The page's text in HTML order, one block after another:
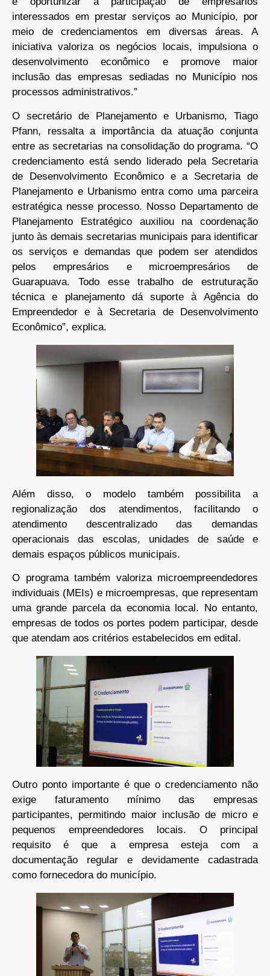
interessados em prestar serviços ao Município, por
meio de credenciamentos em diversas áreas. A
iniciativa valoriza os negócios locais, impulsiona o
desenvolvimento econômico e promove maior
inclusão das empresas sediadas no Município nos
processos administrativos.”
O secretário de Planejamento e Urbanismo, Tiago
Pfann, ressalta a importância da atuação conjunta
entre as secretarias na consolidação do programa. “O
credenciamento está sendo liderado pela Secretaria
de Desenvolvimento Econômico e a Secretaria de
Planejamento e Urbanismo entra como uma parceira
estratégica nesse processo. Nosso Departamento de
Planejamento Estratégico auxiliou na coordenação
junto às demais secretarias municipais para identificar
os serviços e demandas que podem ser atendidos
pelos empresários e microempresários de
Guarapuava. Todo esse trabalho de estruturação
técnica e planejamento dá suporte à Agência do
Empreendedor e à Secretaria de Desenvolvimento
Econômico”, explica.
Além disso, o modelo também possibilita a
regionalização dos atendimentos, facilitando o
atendimento descentralizado das demandas
operacionais das escolas, unidades de saúde e
demais espaços públicos municipais.
O programa também valoriza microempreendedores
individuais (MEIs) e microempresas, que representam
uma grande parcela da economia local. No entanto,
empresas de todos os portes podem participar, desde
que atendam aos critérios estabelecidos em edital.
Outro ponto importante é que o credenciamento não
exige faturamento mínimo das empresas
participantes, permitindo maior inclusão de micro e
pequenos empreendedores locais. O principal
requisito é que a empresa esteja com a
documentação regular e devidamente cadastrada
como fornecedora do município.